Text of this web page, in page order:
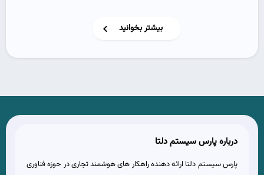
بیشتر بخوانید
درباره پارس سیستم دلتا
پارس سیستم دلتا ارائه دهنده راهکار های هوشمند تجاری در حوزه فناوری